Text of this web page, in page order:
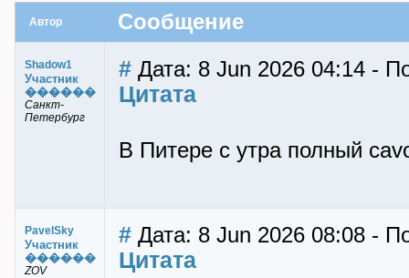
Автор Сообщение
Shadow1
Участник
������
Санкт-
Петербург
# Дата: 8 Jun 2026 04:14 -
Цитата
В Питере с утра полный
PavelSky
Участник
������
ZOV
# Дата: 8 Jun 2026 08:08 -
Цитата